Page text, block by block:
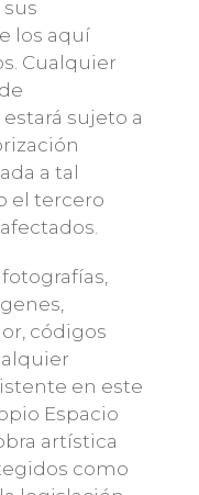
sus
los aquí
Cualquier
sujeto a
a tal
el tercero
códigos
en este
Espacio
artística
como